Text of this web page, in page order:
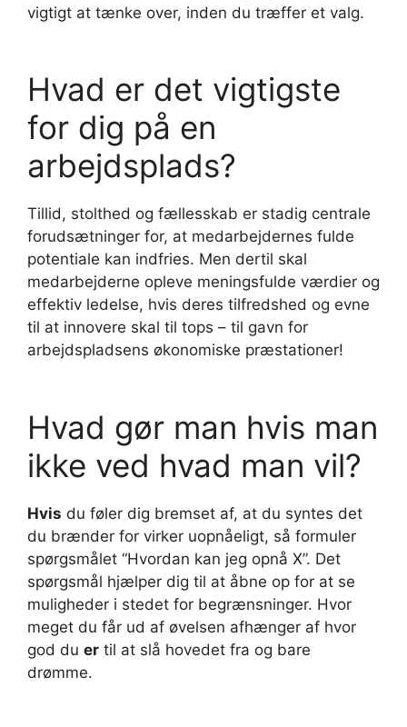
vigtigt at tænke over, inden du træffer et valg.
Hvad er det vigtigste
for dig på en
arbejdsplads?
Tillid, stolthed og fællesskab er stadig centrale
forudsætninger for, at medarbejdernes fulde
potentiale kan indfries. Men dertil skal
medarbejderne opleve meningsfulde værdier og
effektiv ledelse, hvis deres tilfredshed og evne
til at innovere skal til tops – til gavn for
arbejdspladsens økonomiske præstationer!
Hvad gør man hvis man
ikke ved hvad man vil?
Hvis du føler dig bremset af, at du syntes det
du brænder for virker uopnåeligt, så formuler
spørgsmålet “Hvordan kan jeg opnå X”. Det
spørgsmål hjælper dig til at åbne op for at se
muligheder i stedet for begrænsninger. Hvor
meget du får ud af øvelsen afhænger af hvor
god du er til at slå hovedet fra og bare
drømme.